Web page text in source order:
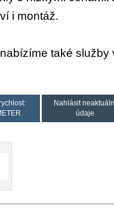
i montáž.
také služby
Nahlásit
údaje